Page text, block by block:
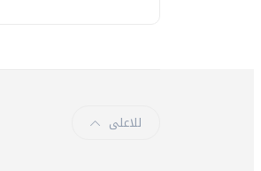
للاعلى